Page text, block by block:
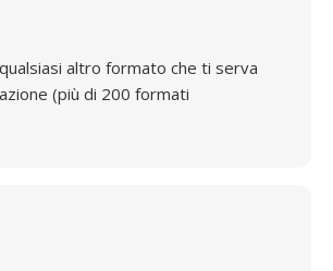
altro formato che ti serva
(più di 200 formati